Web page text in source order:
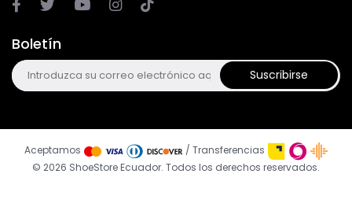
Boletín
Suscribirse
© 2026 ShoeStore Ecuador. Todos los derechos reservados.
Aceptamos / Transferencias